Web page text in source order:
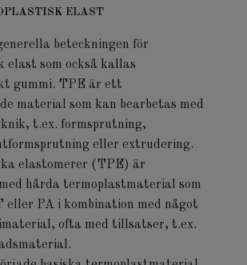
ELAST
beteckningen för
elast som också kallas
gummi. TPE är ett
material som kan bearbetas med
t.ex. formsprutning,
eller extrudering.
elastomerer (TPE) är
hårda termoplastmaterial som
eller PA i kombination med något
ofta med tillsatser, t.ex.